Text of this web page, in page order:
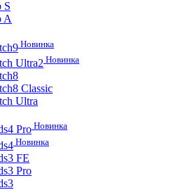
S
A
Новинка
Ultra2 Новинка
Classic
Ultra
Pro Новинка
Новинка
FE
Pro